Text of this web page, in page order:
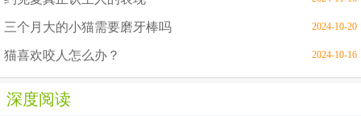
三个月大的小猫需要磨牙棒吗 2024-10-20
猫喜欢咬人怎么办？ 2024-10-16
深度阅读